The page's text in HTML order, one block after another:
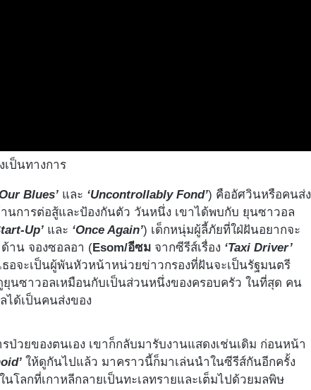
เป็นทางการ
Blues’ และ ‘Uncontrollably Fond’) คืออัศวินหรือคนส่ง
นการต่อสู้และป้องกันตัว วันหนึ่ง เขาได้พบกับ ยุนซาวอล
Up’ และ ‘Once Again’) เด็กหนุ่มผู้ลี้ภัยที่ใฝ่ฝันอยากจะ
ด้าน จองซอลอา (Esom/อีซม จากซีรีส์เรื่อง ‘Taxi Driver’
ธอจะเป็นผู้พันหัวหน้าหน่วยข่าวกรองที่ฝันจะเป็นรัฐมนตรี
ยุนซาวอลเหมือนกับเป็นส่วนหนึ่งของครอบครัว ในที่สุด คน
ได้เป็นคนส่งของ
ป่วยของตนเอง เขาก็กลับมารับงานแสดงเช่นเดิม ก่อนหน้า
ให้ดูกันไปแล้ว มาคราวนี้ก็มาเล่นนำในซีรีส์กันอีกครั้ง
โลกที่เกาหลีกลายเป็นทะเลทรายและเต็มไปด้วยมลพิษ